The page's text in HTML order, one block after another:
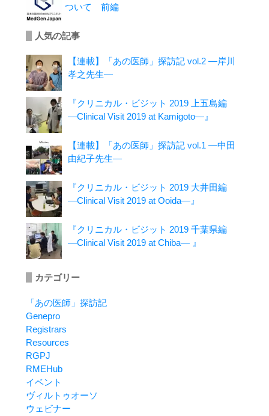
ついて 前編
人気の記事
【連載】「あの医師」探訪記 vol.2 ―岸川
孝之先生―
『クリニカル・ビジット 2019 上五島編
―Clinical Visit 2019 at Kamigoto―』
【連載】「あの医師」探訪記 vol.1 ―中田
由紀子先生―
『クリニカル・ビジット 2019 大井田編
―Clinical Visit 2019 at Ooida―』
『クリニカル・ビジット 2019 千葉県編
―Clinical Visit 2019 at Chiba― 』
カテゴリー
「あの医師」探訪記
Genepro
Registrars
Resources
RGPJ
RMEHub
イベント
ヴィルトゥオーソ
ウェビナー